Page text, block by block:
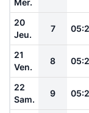
20
Jeu.
7
21
Ven.
8
22
Sam.
9